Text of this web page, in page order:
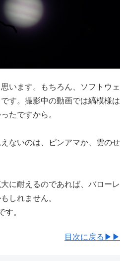
います。もちろん、ソフトウェ
す。撮影中の動画では縞模様は
たですから。
ないのは、ピンアマか、雲のせ
に耐えるのであれば、バローレ
しれません。
す。
目次に戻る▶▶